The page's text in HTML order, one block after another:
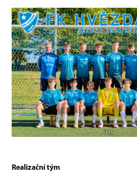
Realizační tým